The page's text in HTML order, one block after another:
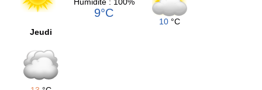
9°C
10 °C
Jeudi